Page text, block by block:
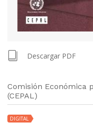
Descargar PDF
Comisión Económica
(CEPAL)
DIGITAL